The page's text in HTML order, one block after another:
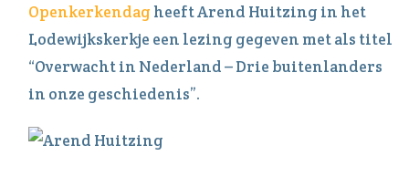
Openkerkendag heeft Arend Huitzing in het
Lodewijkskerkje een lezing gegeven met als titel
“Overwacht in Nederland – Drie buitenlanders
in onze geschiedenis”.